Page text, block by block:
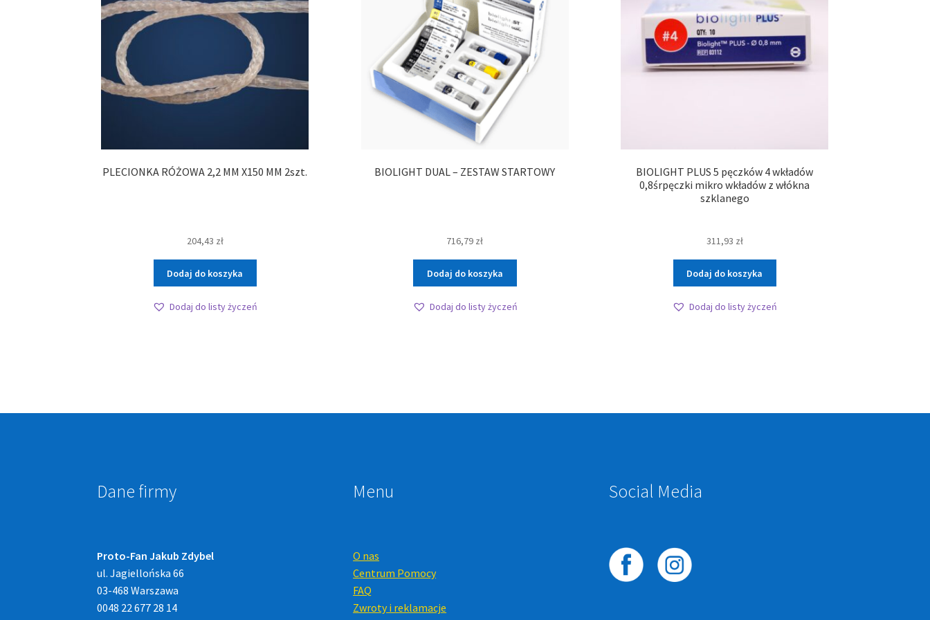
PLECIONKA RÓŻOWA 2,2 MM X150 MM 2szt.
204,43 zł
Dodaj do koszyka
Dodaj do listy życzeń
BIOLIGHT DUAL – ZESTAW STARTOWY
716,79 zł
Dodaj do koszyka
Dodaj do listy życzeń
BIOLIGHT PLUS 5 pęczków 4 wkładów
0,8śrpęczki mikro wkładów z włókna
szklanego
311,93 zł
Dodaj do koszyka
Dodaj do listy życzeń
Dane firmy
Proto-Fan Jakub Zdybel
ul. Jagiellońska 66
03-468 Warszawa
0048 22 677 28 14
Menu
O nas
Centrum Pomocy
FAQ
Zwroty i reklamacje
Social Media